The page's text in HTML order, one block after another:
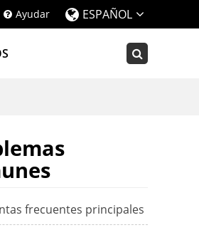
Ayudar ESPAÑOL
frecuentes principales